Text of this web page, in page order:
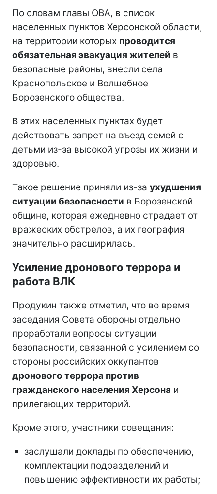
По словам главы ОВА, в список
населенных пунктов Херсонской области,
на территории которых проводится
обязательная эвакуация жителей в
безопасные районы, внесли села
Краснопольское и Волшебное
Борозенского общества.
В этих населенных пунктах будет
действовать запрет на въезд семей с
детьми из-за высокой угрозы их жизни и
здоровью.
Такое решение приняли из-за ухудшения
ситуации безопасности в Борозенской
общине, которая ежедневно страдает от
вражеских обстрелов, а их география
значительно расширилась.
Усиление дронового террора и
работа ВЛК
Продукин также отметил, что во время
заседания Совета обороны отдельно
проработали вопросы ситуации
безопасности, связанной с усилением со
стороны российских оккупантов
дронового террора против
гражданского населения Херсона и
прилегающих территорий.
Кроме этого, участники совещания:
заслушали доклады по обеспечению,
комплектации подразделений и
повышению эффективности их работы;